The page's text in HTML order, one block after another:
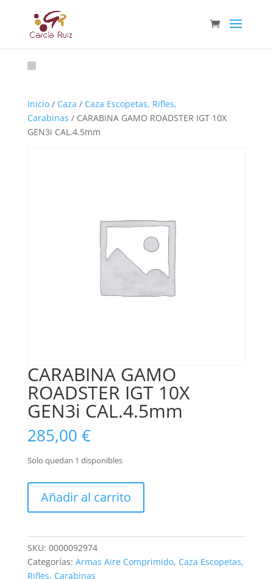
Inicio/ Caza / Caza Escopetas, Rifles,
Carabinas / CARABINA GAMO ROADSTER IGT 10X
GEN3i CAL.4.5mm
CARABINA GAMO
ROADSTER IGT 10X
GEN3i CAL.4.5mm
285,00 €
Solo quedan 1 disponibles
GAMO
10X
GEN3i
CAL.4.5mm
Añadir al carrito
SKU: 0000092974
Categorías: Armas Aire Comprimido, Caza Escopetas,
Rifles, Carabinas